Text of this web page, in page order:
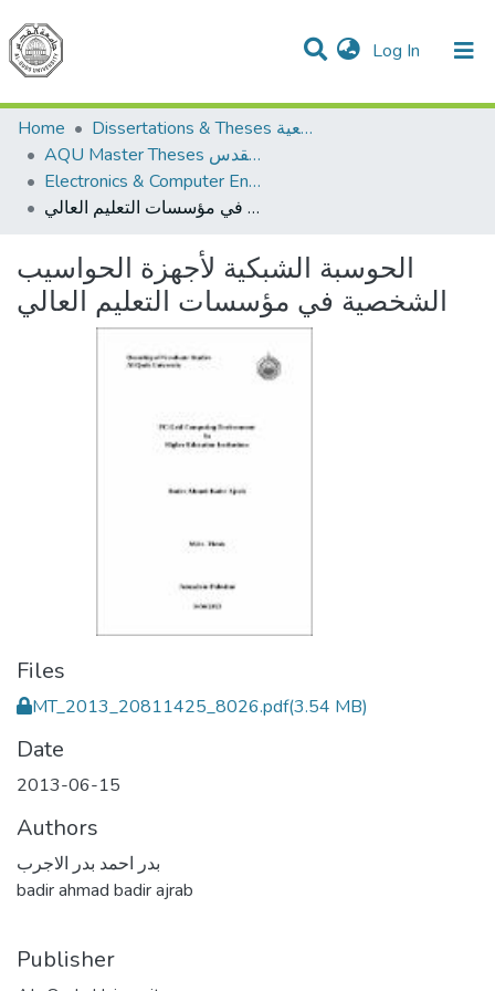
Log In (current)
Communities & Collections
All of DSpace
Home
Dissertations & Theses الرسائل الجامعية
AQU Master Theses الرسائل الجامعية الخاصة بجامعة القدس
Electronics & Computer Engineering هندسة الإلكترونيات والحاسوب
الحوسبة الشبكية لأجهزة الحواسيب الشخصية في مؤسسات التعليم العالي
الحوسبة الشبكية لأجهزة الحواسيب
الشخصية في مؤسسات التعليم العالي
Files
MT_2013_20811425_8026.pdf(3.54 MB)
Date
2013-06-15
Authors
بدر احمد بدر الاجرب
badir ahmad badir ajrab
Publisher